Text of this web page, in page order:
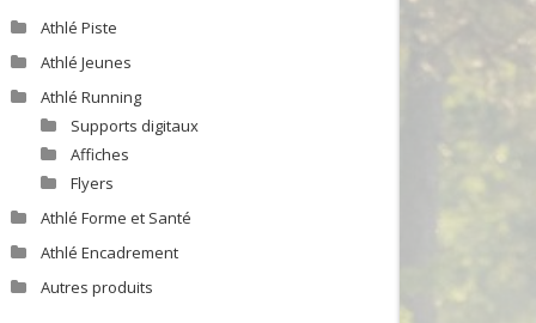
Athlé Piste
Athlé Jeunes
Athlé Running
Supports digitaux
Affiches
Flyers
Athlé Forme et Santé
Athlé Encadrement
Autres produits